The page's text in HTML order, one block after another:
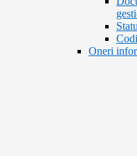
Oneri